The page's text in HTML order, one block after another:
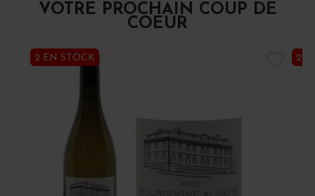
VOTRE PROCHAIN COUP DE
COEUR
2 EN STOCK 2